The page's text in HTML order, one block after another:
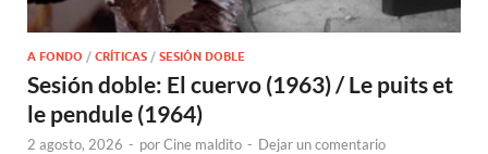
A FONDO / CRÍTICAS / SESIÓN DOBLE
Sesión doble: El cuervo (1963) / Le puits et
le pendule (1964)
2 agosto, 2026 - porCine maldito - Dejar un comentario